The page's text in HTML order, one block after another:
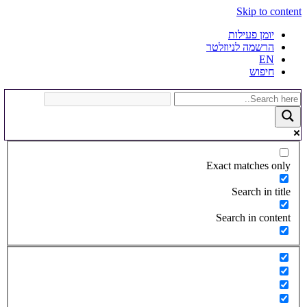
Skip to content
יומן פעילות
הרשמה לניוזלטר
EN
חיפוש
Exact matches only
Search in title
Search in content